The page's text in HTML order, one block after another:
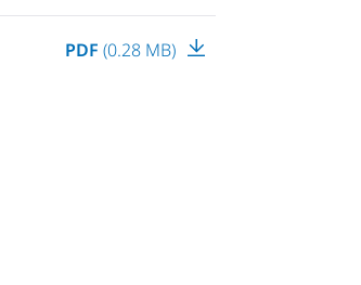
PDF (0.28 MB)